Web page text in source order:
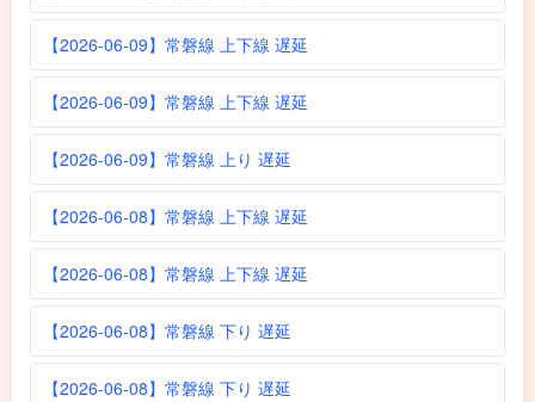
【2026-06-09】常磐線 上下線 遅延
【2026-06-09】常磐線 上下線 遅延
【2026-06-09】常磐線 上り 遅延
【2026-06-08】常磐線 上下線 遅延
【2026-06-08】常磐線 上下線 遅延
【2026-06-08】常磐線 下り 遅延
【2026-06-08】常磐線 下り 遅延